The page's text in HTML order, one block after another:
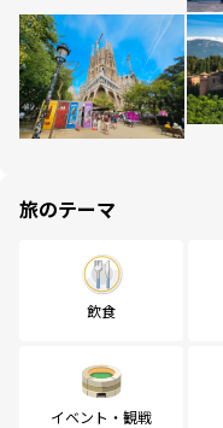
旅のテーマ
飲食
イベント・観戦